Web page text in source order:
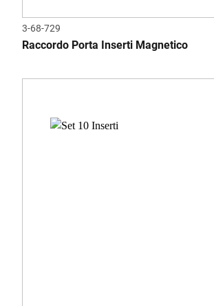
3-68-729
Raccordo Porta Inserti Magnetico